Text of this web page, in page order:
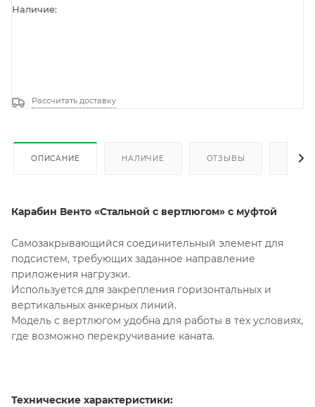
Наличие:
Рассчитать доставку
ОПИСАНИЕ НАЛИЧИЕ ОТЗЫВЫ КАК
Карабин Венто «Стальной с вертлюгом» с муфтой
Самозакрывающийся соединительный элемент для
подсистем, требующих заданное направление
приложения нагрузки.
Используется для закрепления горизонтальных и
вертикальных анкерных линий.
Модель с вертлюгом удобна для работы в тех условиях,
где возможно перекручивание каната.
Технические характеристики: